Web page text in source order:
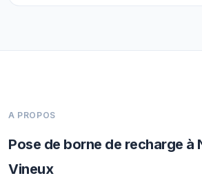
A PROPOS
Pose de borne de recharge à
Vineux